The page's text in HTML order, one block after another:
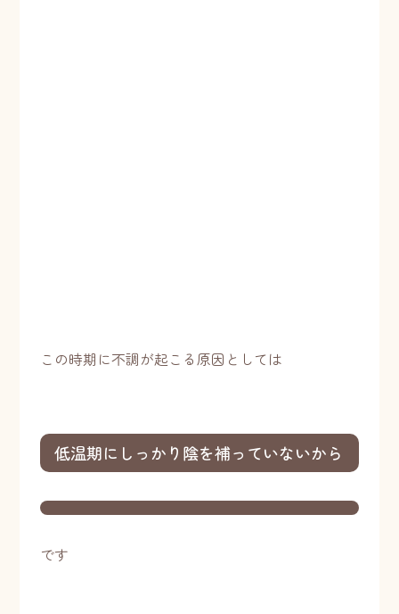
この時期に不調が起こる原因としては
低温期にしっかり陰を補っていないから
です